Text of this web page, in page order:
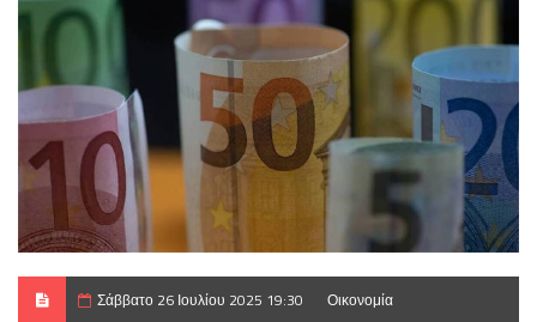
Σάββατο 26 Ιουλίου 2025 19:30 Οικονομία